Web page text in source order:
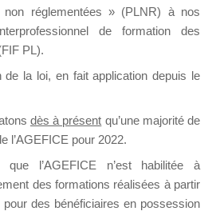
non réglementées » (PLNR) à nos
de formation des
PL).
de la loi, en fait application depuis le
dès à présent qu’une majorité de
l’AGEFICE pour 2022.
l’AGEFICE n’est habilitée à
des formations réalisées à partir
des bénéficiaires en possession